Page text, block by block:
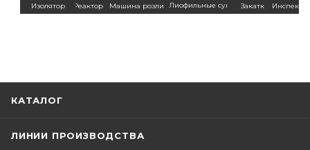
Реактор
Изолятор Машина розливаЛиофильные сушкиЗакатка
КАТАЛОГ
ЛИНИИ ПРОИЗВОДСТВА